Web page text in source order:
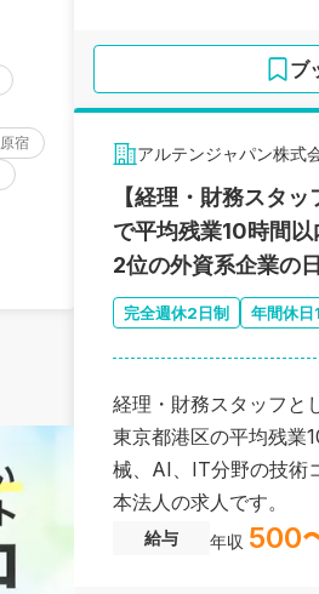
原宿
ブ
アルテンジャパン株式
【経理・財務スタ
で平均残業10時間
2位の外資系企業の
完全週休2日制 年間休
経理・財務スタッフと
東京都港区の平均残業
械、AI、IT分野の技術
本法人の求人です。
給与 年収 500